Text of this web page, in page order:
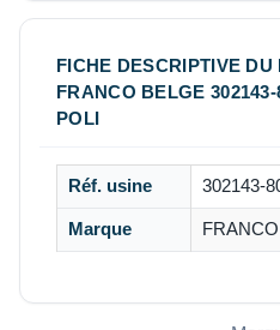
FICHE DESCRIPTIVE
FRANCO BELGE
POLI
Réf. usine 302143-
Marque